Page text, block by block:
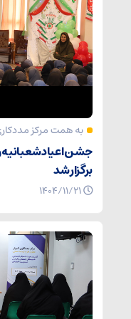
به همت مرکز
جشن اعیاد شعبانیه
برگزار شد